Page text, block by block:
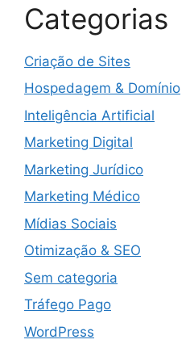
Categorias
Criação de Sites
Hospedagem & Domínio
Inteligência Artificial
Marketing Digital
Marketing Jurídico
Marketing Médico
Mídias Sociais
Otimização & SEO
Sem categoria
Tráfego Pago
WordPress